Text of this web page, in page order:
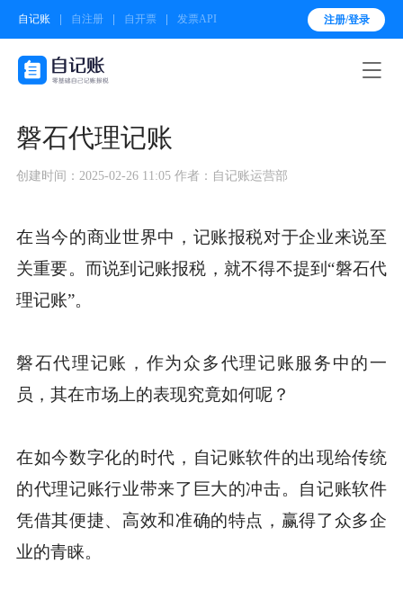
自记账 自注册 自开票 发票API 注册/登录

磐石代理记账
创建时间：2025-02-26 11:05 作者：自记账运营部
在当今的商业世界中，记账报税对于企业来说至
关重要。而说到记账报税，就不得不提到“磐石代
理记账”。
磐石代理记账，作为众多代理记账服务中的一
员，其在市场上的表现究竟如何呢？
在如今数字化的时代，自记账软件的出现给传统
的代理记账行业带来了巨大的冲击。自记账软件
凭借其便捷、高效和准确的特点，赢得了众多企
业的青睐。